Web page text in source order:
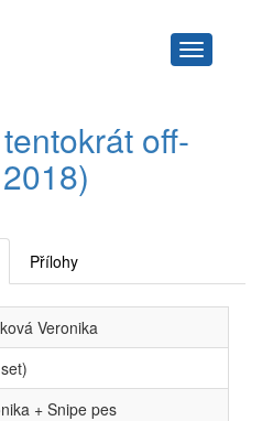
Navigace
off-
Přílohy
Veronika
+ Snipe pes